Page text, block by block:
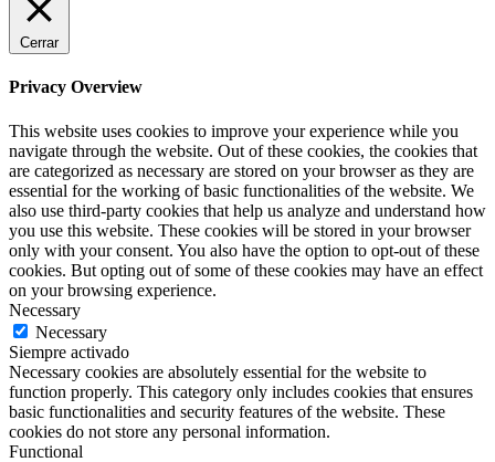
Cerrar
Privacy Overview
This website uses cookies to improve your experience while you
navigate through the website. Out of these cookies, the cookies that
are categorized as necessary are stored on your browser as they are
essential for the working of basic functionalities of the website. We
also use third-party cookies that help us analyze and understand how
you use this website. These cookies will be stored in your browser
only with your consent. You also have the option to opt-out of these
cookies. But opting out of some of these cookies may have an effect
on your browsing experience.
Necessary
Necessary
Siempre activado
Necessary cookies are absolutely essential for the website to
function properly. This category only includes cookies that ensures
basic functionalities and security features of the website. These
cookies do not store any personal information.
Functional